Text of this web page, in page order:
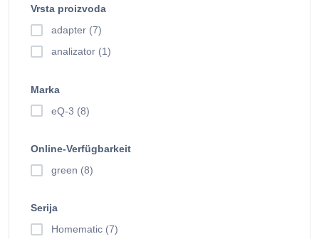
Vrsta proizvoda
adapter (7)
analizator (1)
Marka
eQ-3 (8)
Online-Verfügbarkeit
green (8)
Serija
Homematic (7)